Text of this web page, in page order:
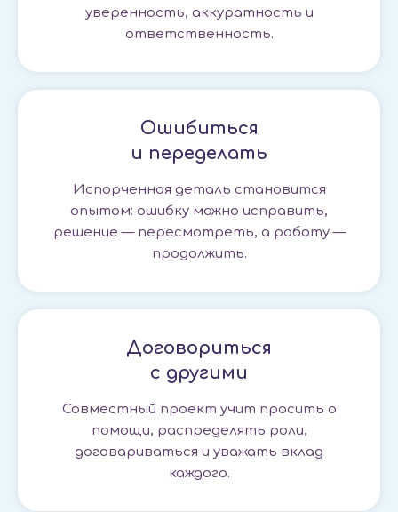
уверенность, аккуратность и
ответственность.
Ошибиться
и переделать
Испорченная деталь становится
опытом: ошибку можно исправить,
решение — пересмотреть, а работу —
продолжить.
Договориться
с другими
Совместный проект учит просить о
помощи, распределять роли,
договариваться и уважать вклад
каждого.